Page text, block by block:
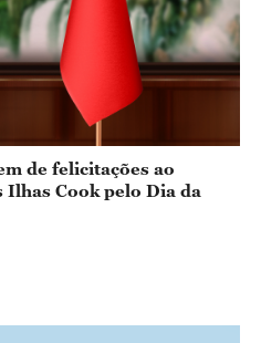
de felicitações ao
Cook pelo Dia da